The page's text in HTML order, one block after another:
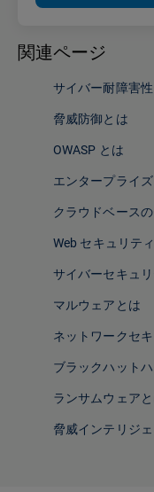
関連ページ
サイバー耐障害
脅威防御とは
OWASP とは
エンタープライ
クラウドベース
Web セキュリテ
サイバーセキュ
マルウェアとは
ネットワークセ
ブラックハット
ランサムウェアと
脅威インテリジ